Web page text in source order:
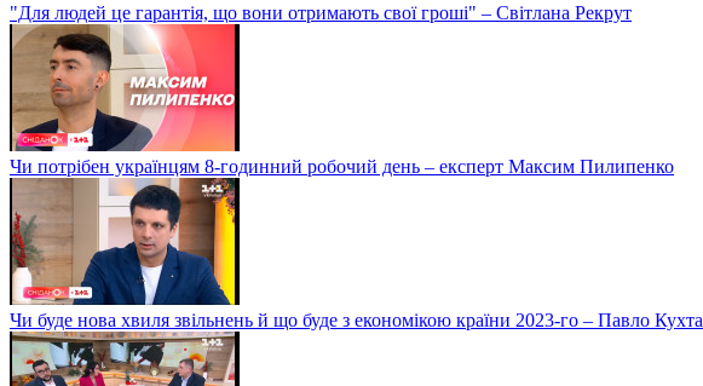
"Для людей це гарантія, що вони отримають свої гроші" – Світлана Рекрут
Чи потрібен українцям 8-годинний робочий день – експерт Максим Пилипенко
Чи буде нова хвиля звільнень й що буде з економікою країни 2023-го – Павло Кухта